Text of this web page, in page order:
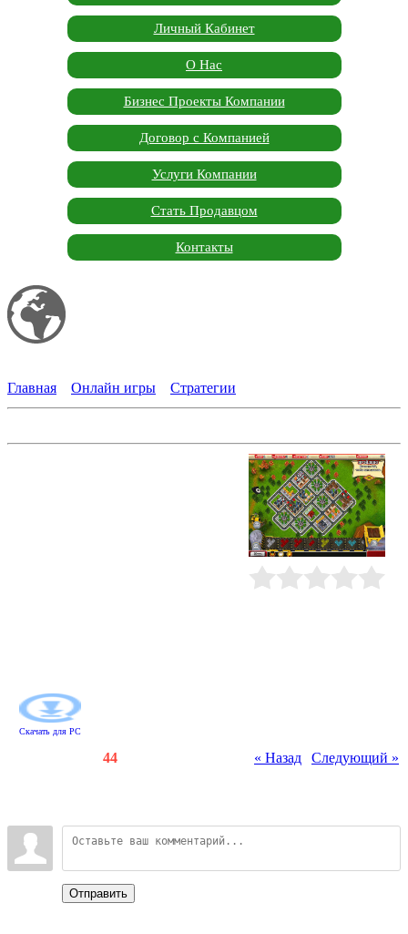
Личный Кабинет
О Нас
Бизнес Проекты Компании
Договор с Компанией
Услуги Компании
Стать Продавцом
Контакты
Главная
Онлайн игры Стратегии
Скачать для PC
« Назад Следующий »
44
Отправить